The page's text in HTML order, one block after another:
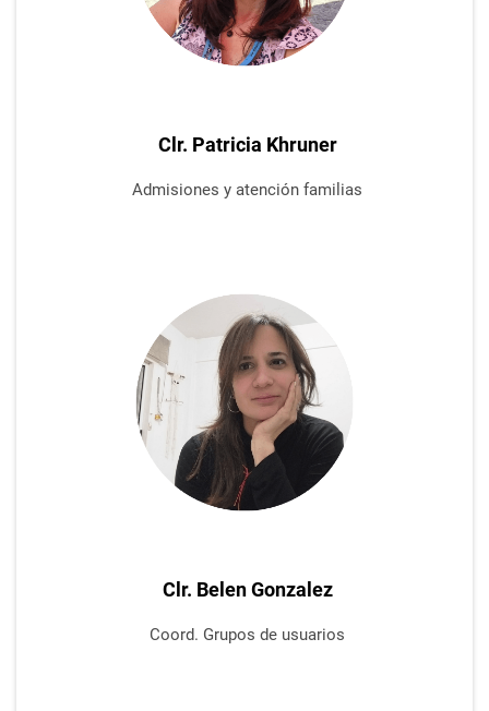
Clr. Patricia Khruner
Admisiones y atención familias
Clr. Belen Gonzalez
Coord. Grupos de usuarios